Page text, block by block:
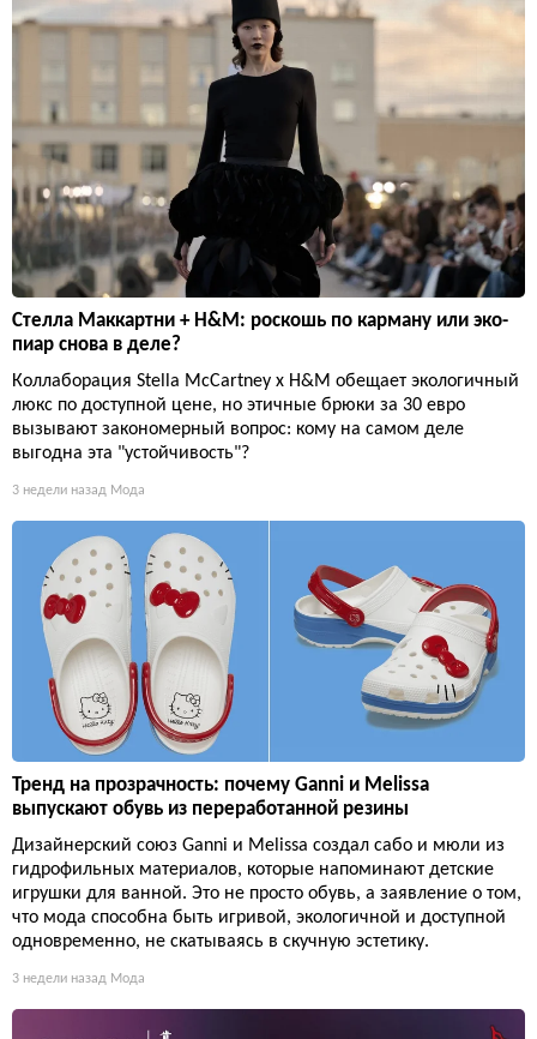
Стелла Маккартни + H&M: роскошь по карману или эко-
пиар снова в деле?
Коллаборация Stella McCartney x H&M обещает экологичный
люкс по доступной цене, но этичные брюки за 30 евро
вызывают закономерный вопрос: кому на самом деле
выгодна эта "устойчивость"?
3 недели назад Мода
Тренд на прозрачность: почему Ganni и Melissa
выпускают обувь из переработанной резины
Дизайнерский союз Ganni и Melissa создал сабо и мюли из
гидрофильных материалов, которые напоминают детские
игрушки для ванной. Это не просто обувь, а заявление о том,
что мода способна быть игривой, экологичной и доступной
одновременно, не скатываясь в скучную эстетику.
3 недели назад Мода